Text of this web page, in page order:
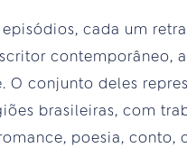
episódios, cada um
contemporâneo,
O conjunto deles
brasileiras, com
poesia, conto,